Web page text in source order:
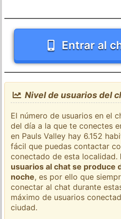
Entrar al
Nivel de usuarios del
El número de usuarios en el
del día a la que te conectes
en Pauls Valley hay 6.152
fácil que puedas contactar
conectado de esta localidad.
usuarios al chat se produce
noche, es por ello que
conectar al chat durante
máximo de usuarios
ciudad.